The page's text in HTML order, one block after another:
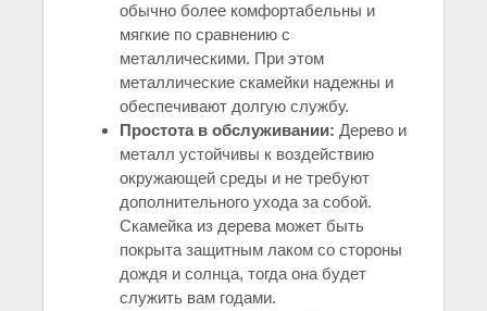
обычно более комфортабельны и
мягкие по сравнению с
металлическими. При этом
металлические скамейки надежны и
обеспечивают долгую службу.
Простота в обслуживании: Дерево и
металл устойчивы к воздействию
окружающей среды и не требуют
дополнительного ухода за собой.
Скамейка из дерева может быть
покрыта защитным лаком со стороны
дождя и солнца, тогда она будет
служить вам годами.